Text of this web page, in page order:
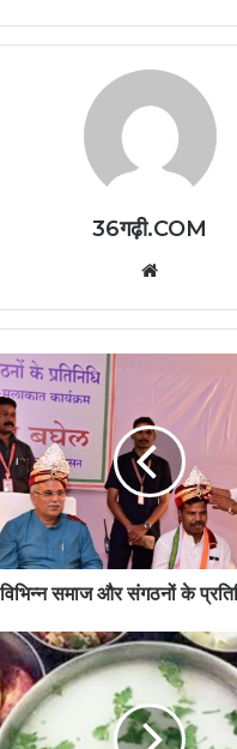
36गढ़ी.COM
समाज और संगठनों के